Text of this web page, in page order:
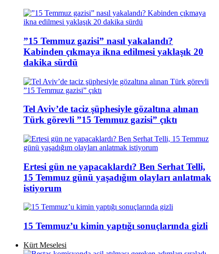
”15 Temmuz gazisi” nasıl yakalandı?
Kabinden çıkmaya ikna edilmesi yaklaşık 20
dakika sürdü
Tel Aviv’de taciz şüphesiyle gözaltına alınan
Türk görevli ”15 Temmuz gazisi” çıktı
Ertesi gün ne yapacaklardı? Ben Serhat Telli,
15 Temmuz günü yaşadığım olayları anlatmak
istiyorum
15 Temmuz’u kimin yaptığı sonuçlarında gizli
Kürt Meselesi